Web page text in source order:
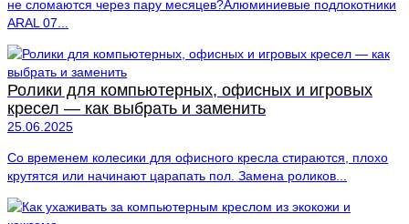
не сломаются через пару месяцев?Алюминиевые подлокотники
ARAL 07...
Ролики для компьютерных, офисных и игровых
кресел — как выбрать и заменить
25.06.2025
Со временем колесики для офисного кресла стираются, плохо
крутятся или начинают царапать пол. Замена роликов...